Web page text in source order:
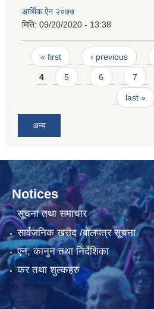
आर्थिक ऐन २०७७
मिति: 09/20/2020 - 13:38
Pages
« first ‹ previous
4 5 6 7
last »
अन्य
Notices
सूचना तथा समाचार
सार्वजनिक खरीद /बोलपत्र सूचना
एन, कानुन तथा निर्देशिका
कर तथा शुल्कहरु